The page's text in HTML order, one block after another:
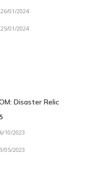
26/01/2024
25/01/2024
Disaster Relic
5
10/2023
05/2023